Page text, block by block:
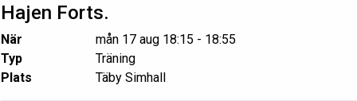
Hajen Forts.
När
mån 17 aug 18:15 - 18:55
Typ
Träning
Plats
Täby Simhall